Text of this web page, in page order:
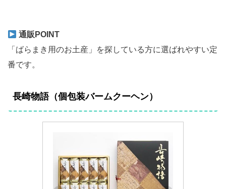
通販POINT
「ばらまき用のお土産」を探している方に選ばれやすい定
番です。
長崎物語（個包装バームクーヘン）